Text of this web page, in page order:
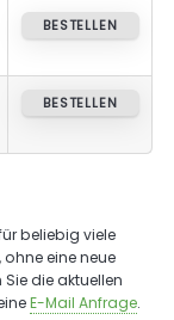
BESTELLEN
BESTELLEN
beliebig viele
eine neue
die aktuellen
E-Mail Anfrage.